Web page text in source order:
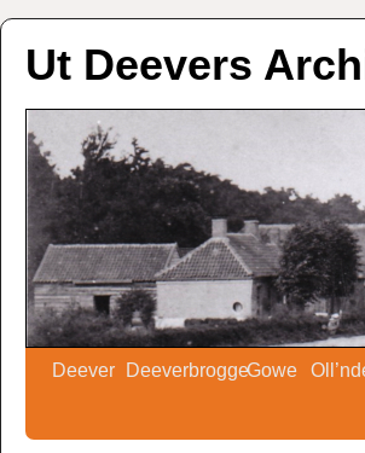
Ut Deevers
Deever DeeverbroggeGowe